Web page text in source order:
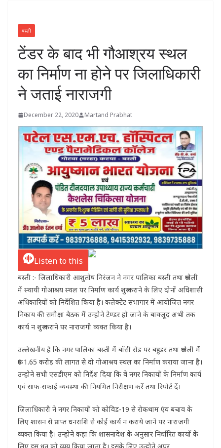
बस्ती
टेंडर के बाद भी गौआश्रय स्थल
का निर्माण ना होने पर जिलाधिकारी
ने जताई नाराजगी
December 22, 2020 Martand Prabhat
Listen to this
बस्ती :- जिलाधिकारी आशुतोष निरंजन ने नगर पालिका बस्ती तथा रूधौली
में स्थायी गोआश्रय स्थल पर निर्माण कार्य शुरू कराने के लिए दोनों अधिशासी
अधिकारियों को निर्देशित किया है। कलेक्टेट सभागार में आयोजित नगर
निकाय की समीक्षा बैठक में उन्होने टेण्डर हो जाने के बावजूद अभी तक
कार्य न शुरू कराने पर नाराजगी व्यक्त किया है।
उल्लेखनीय है कि नगर पालिका बस्ती में बाॅसी रोड पर बहुडर तथा रूधौली मेें
रू0 1.65 करोड़ की लागत से दो गोआश्रय स्थल का निर्माण कराया जाना है।
उन्होने सभी एसडीएम को निर्देश दिया कि वे नगर निकायों के निर्माण कार्य
एवं साफ-सफाई व्यवस्था की नियमित निरीक्षण करें तथा रिपोर्ट दें।
जिलाधिकारी ने नगर निकायों को कोविड-19 से रोकथाम एंव बचाव के
लिए शासन से प्राप्त धनराशि से कोई कार्य न कराये जाने पर नाराजगी
व्यक्त किया है। उन्होने कहा कि शासनादेश के अनुसार निर्धारित कार्यो के
लिए इस धन को व्यय किया जाना है। इसके लिए उन्होने अपर